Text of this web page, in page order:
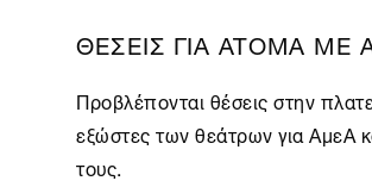
ΘΕΣΕΙΣ ΓΙΑ ΑΤΟΜΑ ΜΕ
Προβλέπονται θέσεις στην
εξώστες των θεάτρων για ΑμεΑ
τους.